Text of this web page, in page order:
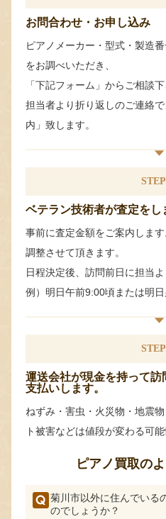
お問合わせ・お申し込み
ピアノメーカー・型式・製造
をお調べいただき、
「下記フォーム」からご相談下
担当者より折り返しのご連絡
内」致します。
STEP
ベテラン技術者が査定をし
事前に査定金額をご案内しま
調整させて頂きます。
日程決定後、訪問前日に担当
例）明日午前9:00頃または明
STEP
運送会社が現金を持って
支払いします。
ねずみ・害虫・火災物・地震
ト被害などは値段が変わる可能
ピアノ買取の
菊川市以外に住んでいる
のでしょうか？